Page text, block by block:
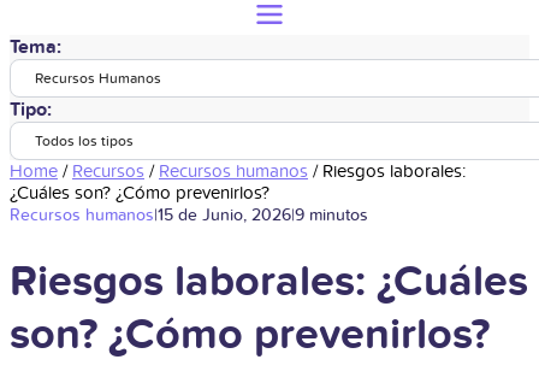
Tema:
Recursos Humanos
Tipo:
Todos los tipos
Home / Recursos / Recursos humanos / Riesgos laborales:
¿Cuáles son? ¿Cómo prevenirlos?
Recursos humanos|15 de Junio, 2026|9 minutos
Riesgos laborales: ¿Cuáles
son? ¿Cómo prevenirlos?